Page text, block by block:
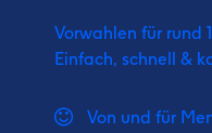
Vorwahlen für rund
Einfach, schnell &
Von und für